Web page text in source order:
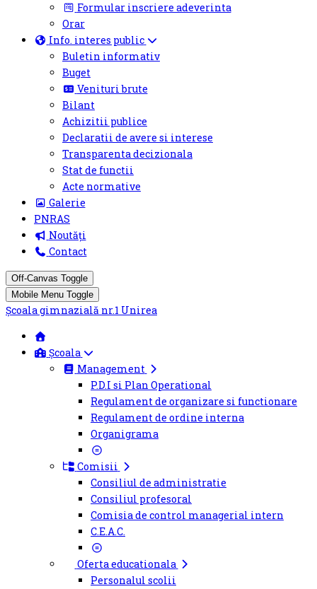
Formular inscriere adeverinta
Orar
Info. interes public
Buletin informativ
Buget
Venituri brute
Bilant
Achizitii publice
Declaratii de avere si interese
Transparenta decizionala
Stat de functii
Acte normative
Galerie
PNRAS
Noutăți
Contact
Off-Canvas Toggle
Mobile Menu Toggle
Şcoala gimnazială nr.1 Unirea
Școala
Management
P.D.I si Plan Operational
Regulament de organizare si functionare
Regulament de ordine interna
Organigrama
Comisii
Consiliul de administratie
Consiliul profesoral
Comisia de control managerial intern
C.E.A.C.
Oferta educationala
Personalul scolii